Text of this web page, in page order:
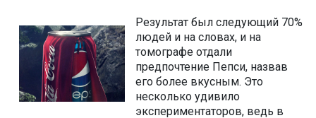
Результат был следующий 70%
людей и на словах, и на
томографе отдали
предпочтение Пепси, назвав
его более вкусным. Это
несколько удивило
экспериментаторов, ведь в